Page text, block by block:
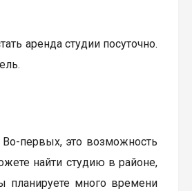
аренда студии посуточно.
первых, это возможность
найти студию в районе,
планируете много времени